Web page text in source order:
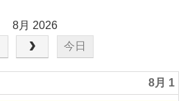
8月 2026
今日
8月 1